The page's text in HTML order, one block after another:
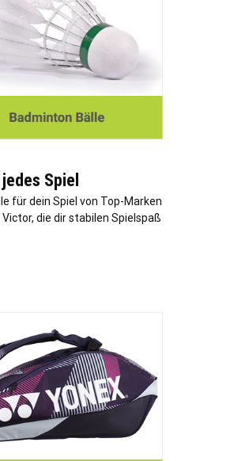
Spiel
für dein Spiel von Top-Marken
Victor, die dir stabilen Spielspaß